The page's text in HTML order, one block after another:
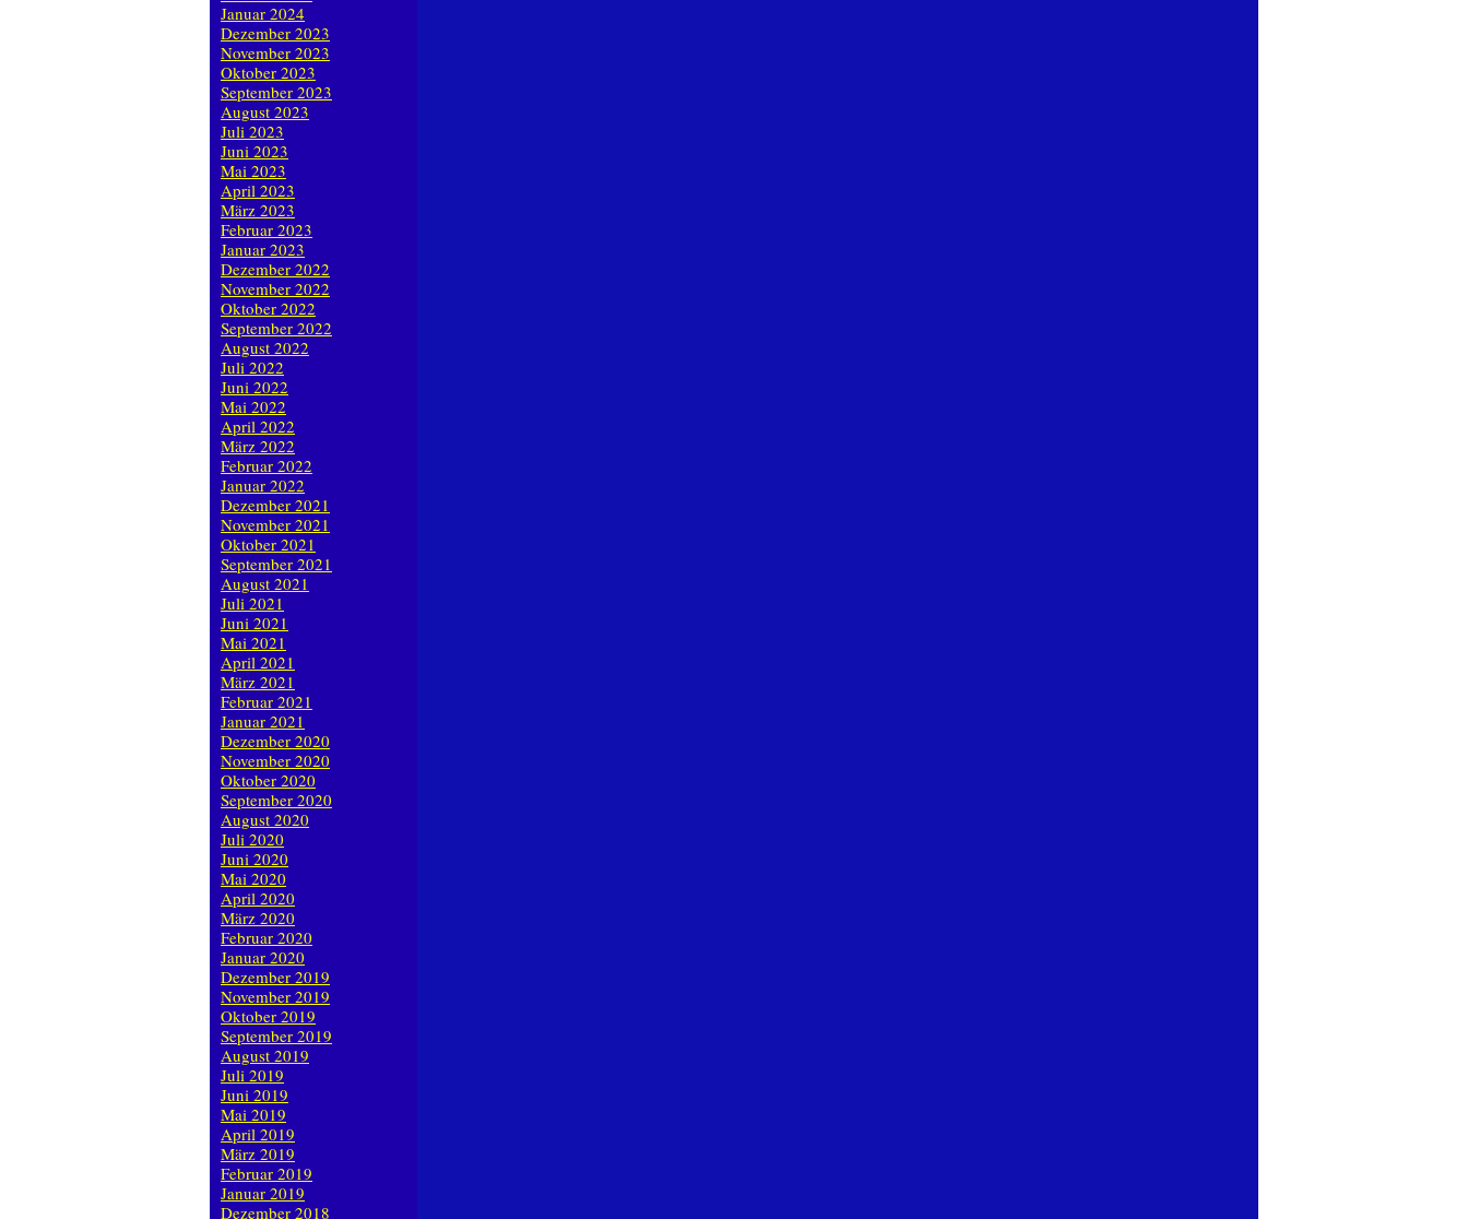
Januar 2024
Dezember 2023
November 2023
Oktober 2023
September 2023
August 2023
Juli 2023
Juni 2023
Mai 2023
April 2023
März 2023
Februar 2023
Januar 2023
Dezember 2022
November 2022
Oktober 2022
September 2022
August 2022
Juli 2022
Juni 2022
Mai 2022
April 2022
März 2022
Februar 2022
Januar 2022
Dezember 2021
November 2021
Oktober 2021
September 2021
August 2021
Juli 2021
Juni 2021
Mai 2021
April 2021
März 2021
Februar 2021
Januar 2021
Dezember 2020
November 2020
Oktober 2020
September 2020
August 2020
Juli 2020
Juni 2020
Mai 2020
April 2020
März 2020
Februar 2020
Januar 2020
Dezember 2019
November 2019
Oktober 2019
September 2019
August 2019
Juli 2019
Juni 2019
Mai 2019
April 2019
März 2019
Februar 2019
Januar 2019
Dezember 2018